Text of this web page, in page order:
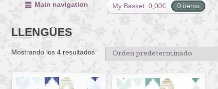
My Basket: 0,00€ 0 items
Main navigation
LLENGÜES
Mostrando los 4 resultados